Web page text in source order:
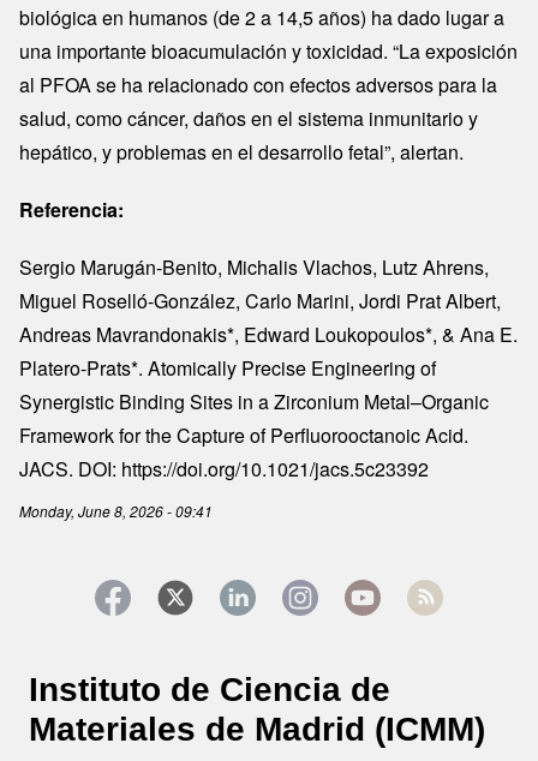
biológica en humanos (de 2 a 14,5 años) ha dado lugar a
una importante bioacumulación y toxicidad. “La exposición
al PFOA se ha relacionado con efectos adversos para la
salud, como cáncer, daños en el sistema inmunitario y
hepático, y problemas en el desarrollo fetal”, alertan.
Referencia:
Sergio Marugán-Benito, Michalis Vlachos, Lutz Ahrens,
Miguel Roselló-González, Carlo Marini, Jordi Prat Albert,
Andreas Mavrandonakis*, Edward Loukopoulos*, & Ana E.
Platero-Prats*. Atomically Precise Engineering of
Synergistic Binding Sites in a Zirconium Metal–Organic
Framework for the Capture of Perfluorooctanoic Acid.
JACS. DOI: https://doi.org/10.1021/jacs.5c23392
Monday, June 8, 2026 - 09:41
Instituto de Ciencia de
Materiales de Madrid (ICMM)